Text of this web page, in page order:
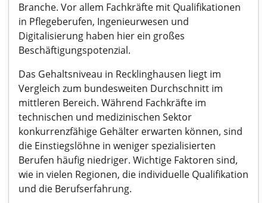
Branche. Vor allem Fachkräfte mit Qualifikationen
in Pflegeberufen, Ingenieurwesen und
Digitalisierung haben hier ein großes
Beschäftigungspotenzial.
Das Gehaltsniveau in Recklinghausen liegt im
Vergleich zum bundesweiten Durchschnitt im
mittleren Bereich. Während Fachkräfte im
technischen und medizinischen Sektor
konkurrenzfähige Gehälter erwarten können, sind
die Einstiegslöhne in weniger spezialisierten
Berufen häufig niedriger. Wichtige Faktoren sind,
wie in vielen Regionen, die individuelle Qualifikation
und die Berufserfahrung.